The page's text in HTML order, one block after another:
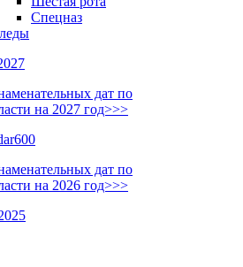
Спецназ
дат по
на 2027 год>>>
дат по
на 2026 год>>>